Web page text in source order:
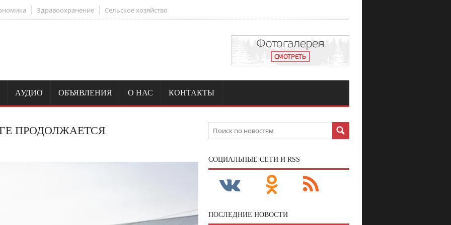
Здравоохранение Сельское хозяйство
АУДИО ОБЪЯВЛЕНИЯ О НАС КОНТАКТЫ
ПРОДОЛЖАЕТСЯ
CОЦИАЛЬНЫЕ СЕТИ И RSS
ПОСЛЕДНИЕ НОВОСТИ